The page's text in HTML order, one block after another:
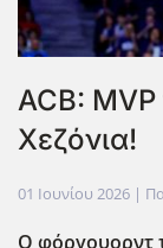
ACB: ΜVP
Χεζόνια!
01 Ιουνίου 2026 |
Ο φόργουορντ